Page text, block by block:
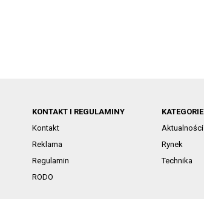
KONTAKT I REGULAMINY
Kontakt
Reklama
Regulamin
RODO
KATEGORIE
Aktualności
Rynek
Technika